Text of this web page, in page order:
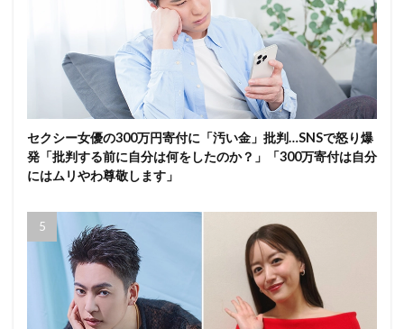
セクシー女優の300万円寄付に「汚い金」批判…SNSで怒り爆
発「批判する前に自分は何をしたのか？」「300万寄付は自分
にはムリやわ尊敬します」